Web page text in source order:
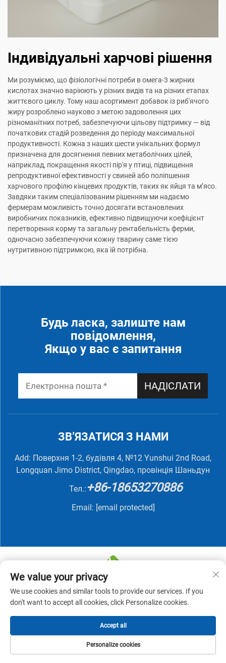
Індивідуальні харчові рішення
Ми розуміємо, що фізіологічні потреби в омега-3 жирних
кислотах значно варіюють у різних видів та на різних етапах
життєвого циклу. Тому наш асортимент добавок із риб'ячого
жиру розроблено науково з метою задоволення цих
різноманітних потреб, забезпечуючи цільову підтримку — від
початкових стадій розведення до періоду максимальної
продуктивності. Кожна з наших шести унікальних формул
призначена для досягнення певних метаболічних цілей,
наприклад, покращення якості пір'я у птиці, підвищення
репродуктивної ефективності у свиней або поліпшення
харчового профілю кінцевих продуктів, таких як яйця та м’ясо.
Завдяки таким спеціалізованим рішенням ми надаємо
фермерам можливість точно досягати встановлених
виробничих показників, ефективно підвищуючи коефіцієнт
перетворення корму та загальну рентабельність ферми,
одночасно забезпечуючи кожну тварину саме тією
нутритивною підтримкою, яка їй потрібна.
Будь ласка, залиште нам
повідомлення,
Якщо у вас є запитання
НАДІСЛАТИ
ЗВ’ЯЗАТИСЯ З НАМИ
Add: Поверхня 1-2, будівля 4, №12 Yunshui 2nd Road,
Longquan Jimo District, Qingdao, провінція Шаньдун
Тел.:+86-18653270886
Email: [email protected]
© 2025 QINGDAO NUTRIVIT BIOTECH CO., LTD. Усі
права захищені - Політика конфіденційності
ГОЛОВНА
ПРОДУКТИ
ЕЛЕКТРОННА
ТЕЛ.
We value your privacy
We use cookies and similar tools to provide our services. If you
don't want to accept all cookies, click Personalize cookies.
Personalize cookies
Accept all